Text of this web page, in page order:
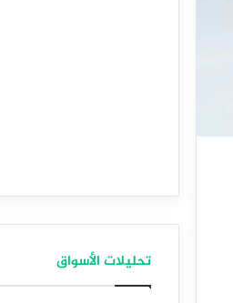
تحليلات الأسواق